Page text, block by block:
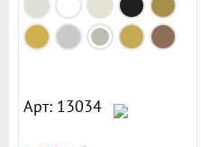
Арт: 13034